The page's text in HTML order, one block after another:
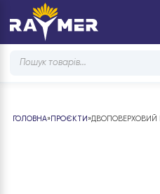
Products